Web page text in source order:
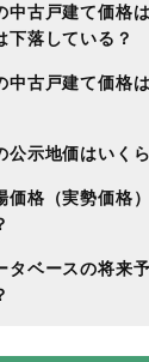
中古戸建て価格
下落している？
中古戸建て価格
公示地価はいく
価格（実勢価格
タベースの将来